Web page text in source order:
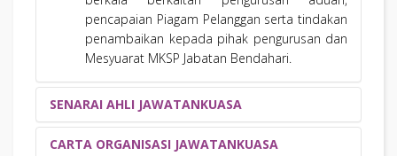
pencapaian Piagam Pelanggan serta tindakan
penambaikan kepada pihak pengurusan dan
Mesyuarat MKSP Jabatan Bendahari.
SENARAI AHLI JAWATANKUASA
PENGURUSAN
CARTA ORGANISASI JAWATANKUASA